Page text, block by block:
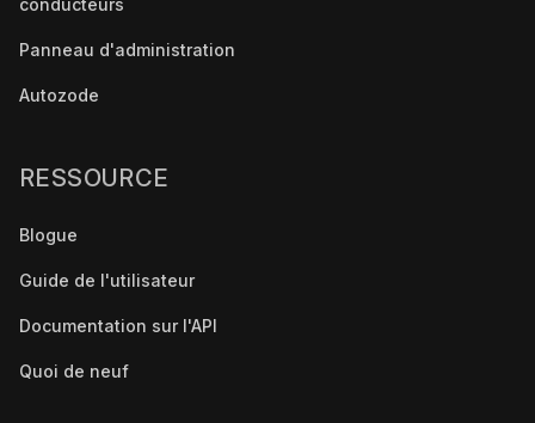
Panneau d'administration
Autozode
RESSOURCE
Blogue
Guide de l'utilisateur
Documentation sur l'API
Quoi de neuf